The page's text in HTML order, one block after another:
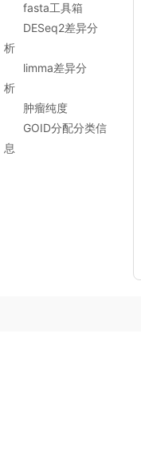
fasta工具箱
DESeq2差异分
析
limma差异分
析
肿瘤纯度
GOID分配分类信
息